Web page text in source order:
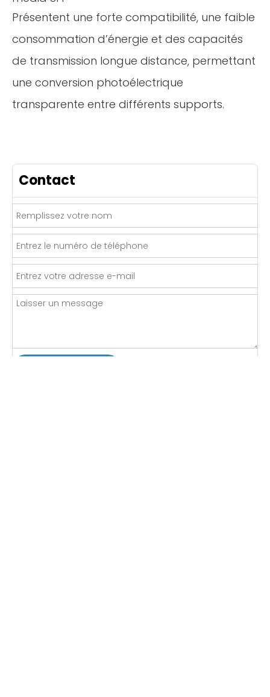
Présentent une forte compatibilité, une faible
consommation d’énergie et des capacités
de transmission longue distance, permettant
une conversion photoélectrique
transparente entre différents supports.
Contact